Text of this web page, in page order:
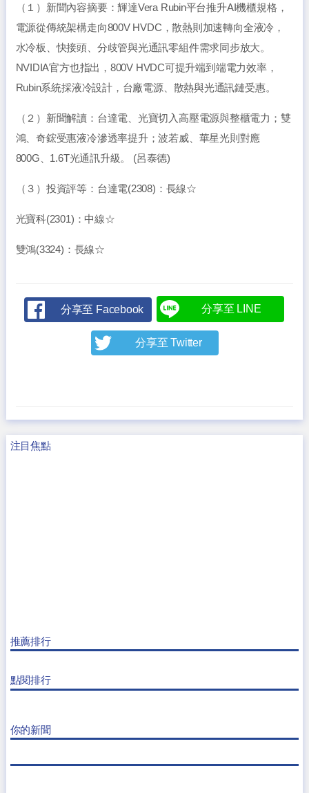
（１）新聞內容摘要：輝達Vera Rubin平台推升AI機櫃規格，
電源從傳統架構走向800V HVDC，散熱則加速轉向全液冷，
水冷板、快接頭、分歧管與光通訊零組件需求同步放大。
NVIDIA官方也指出，800V HVDC可提升端到端電力效率，
Rubin系統採液冷設計，台廠電源、散熱與光通訊鏈受惠。
（２）新聞解讀：台達電、光寶切入高壓電源與整櫃電力；雙
鴻、奇鋐受惠液冷滲透率提升；波若威、華星光則對應
800G、1.6T光通訊升級。 (呂泰德)
（３）投資評等：台達電(2308)：長線☆
光寶科(2301)：中線☆
雙鴻(3324)：長線☆
分享至 Facebook 分享至 LINE
分享至 Twitter
注目焦點
推薦排行
點閱排行
你的新聞